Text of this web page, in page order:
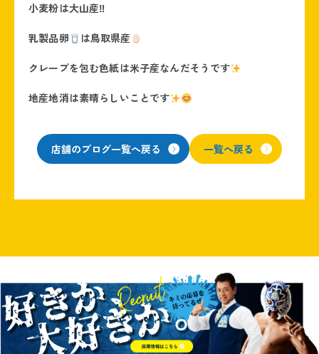
小麦粉は大山産‼
乳製品卵 は鳥取県産
クレープを包む色紙は米子産なんだそうです
地産地消は素晴らしいことです
店舗のブログ一覧へ戻る 一覧へ戻る